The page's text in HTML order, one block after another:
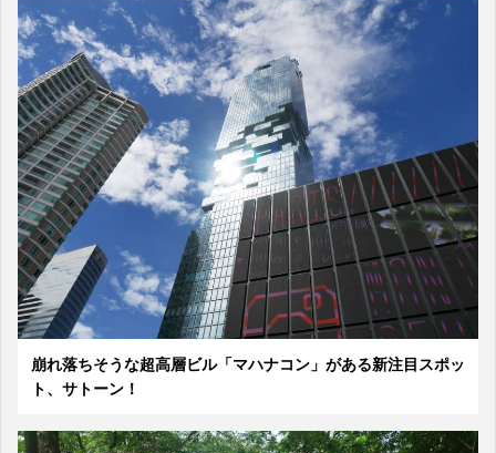
崩れ落ちそうな超高層ビル「マハナコン」がある新注目スポッ
ト、サトーン！